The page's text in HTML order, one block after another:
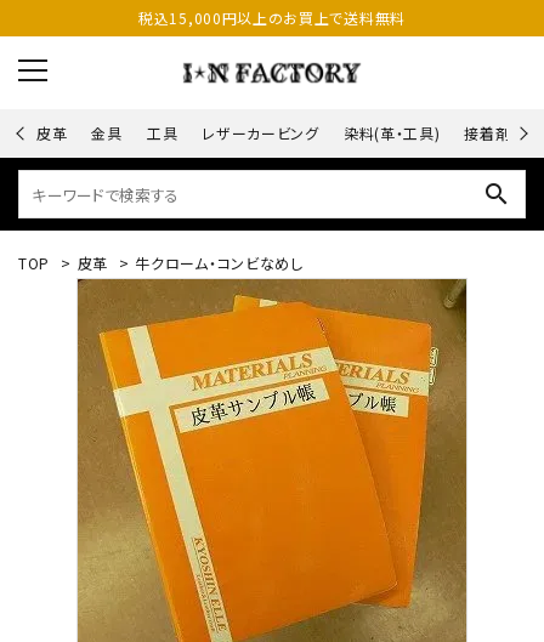
税込15,000円以上のお買上で送料無料
皮革 金具 工具 レザーカービング 染料(革・工具) 接着剤
search
TOP > 皮革 > 牛クローム・コンビなめし